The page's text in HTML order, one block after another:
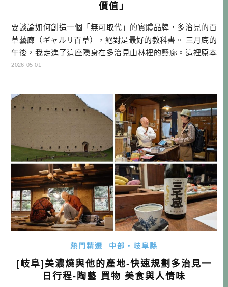
價值」
要談論如何創造一個「無可取代」的實體品牌，多治見的百
草藝廊（ギャルリ百草），絕對是最好的教科書。 三月底的
午後，我走進了這座隱身在多治見山林裡的藝廊。這裡原本
是一棟百年歷史的古民家，1998 年被陶藝家安藤雅信移築至
一個成功的品牌，只要有足夠的死忠支持者與支撐理想的實
質營收，你就可以任性地 […]…
2026-05-01
熱門精選 中部・岐阜縣
[岐阜]美濃燒與他的產地-快速規劃多治見一
日行程-陶藝 買物 美食與人情味